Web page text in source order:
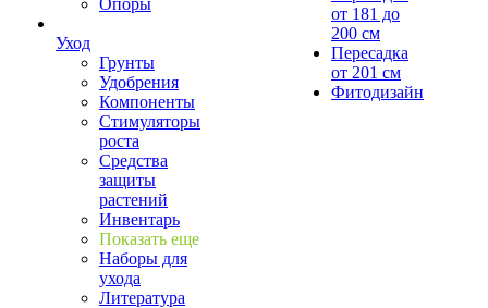
Уход
Грунты
Удобрения
Компоненты
Стимуляторы
роста
Средства
защиты
растений
Инвентарь
Показать еще
Наборы для
ухода
Литература
от 181 до
200 см
Пересадка
от 201 см
Фитодизайн